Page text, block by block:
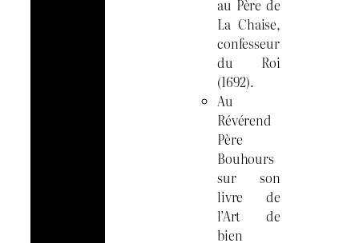
au Père de
La Chaise,
confesseur
du Roi
(1692).
Au
Révérend
Père
Bouhours
sur son
livre de
l’Art de
bien